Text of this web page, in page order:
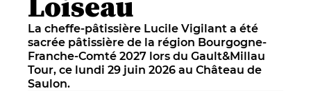
La cheffe-pâtissière Lucile Vigilant a été
sacrée pâtissière de la région Bourgogne-
Franche-Comté 2027 lors du Gault&Millau
Tour, ce lundi 29 juin 2026 au Château de
Saulon.